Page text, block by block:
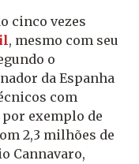
cinco vezes
, mesmo com seu
o
da Espanha
com
exemplo de
2,3 milhões de
Cannavaro,